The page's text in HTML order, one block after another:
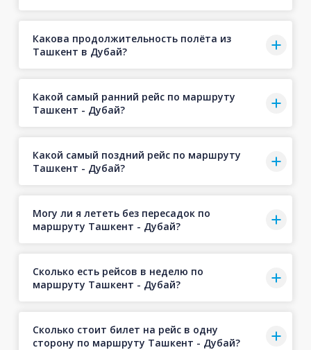
Какова продолжительность полёта из
Ташкент в Дубай?
Какой самый ранний рейс по маршруту
Ташкент - Дубай?
Какой самый поздний рейс по маршруту
Ташкент - Дубай?
Могу ли я лететь без пересадок по
маршруту Ташкент - Дубай?
Сколько есть рейсов в неделю по
маршруту Ташкент - Дубай?
Сколько стоит билет на рейс в одну
сторону по маршруту Ташкент - Дубай?